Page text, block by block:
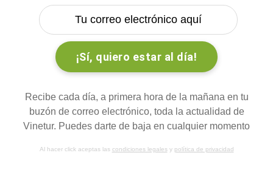
Recibe cada día, a primera hora de la mañana en tu
buzón de correo electrónico, toda la actualidad de
Vinetur. Puedes darte de baja en cualquier momento
Al hacer click aceptas las condiciones legalesy política de privacidad